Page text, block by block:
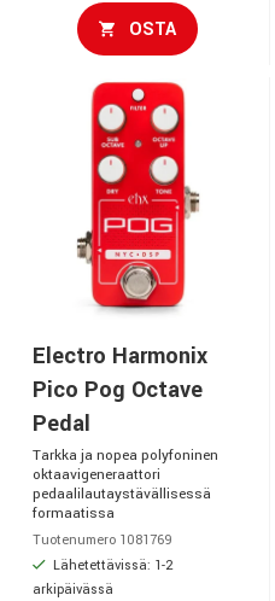
OSTA
Electro Harmonix
Pico Pog Octave
Pedal
Tarkka ja nopea polyfoninen
oktaavigeneraattori
pedaalilautaystävällisessä
formaatissa
Tuotenumero 1081769
Lähetettävissä: 1-2
arkipäivässä